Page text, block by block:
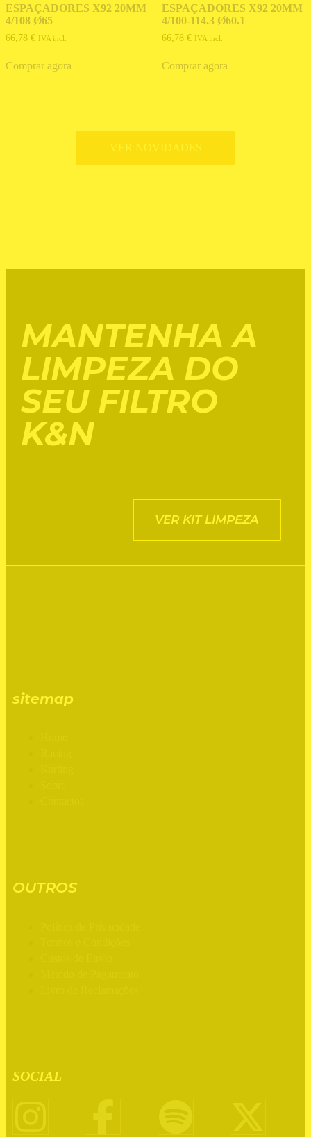
ESPAÇADORES X92 20MM
4/108 Ø65
66,78 € IVA incl.
Comprar agora
ESPAÇADORES X92 20MM
4/100-114.3 Ø60.1
66,78 € IVA incl.
Comprar agora
VER NOVIDADES
MANTENHA A
LIMPEZA DO
SEU FILTRO
K&N
VER KIT LIMPEZA
sitemap
OUTROS
SOCIAL